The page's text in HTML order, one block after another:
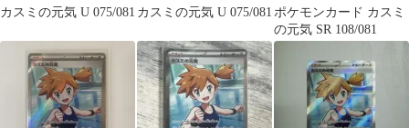
カスミの元気 U 075/081 カスミの元気 U 075/081 ポケモンカード カスミ
の元気 SR 108/081